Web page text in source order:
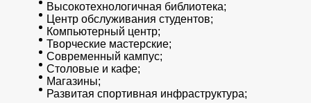
Высокотехнологичная библиотека;
Центр обслуживания студентов;
Компьютерный центр;
Творческие мастерские;
Современный кампус;
Столовые и кафе;
Магазины;
Развитая спортивная инфраструктура;